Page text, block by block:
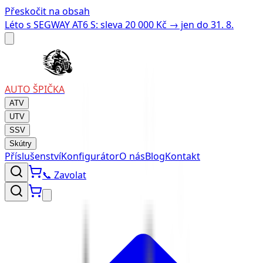
Přeskočit na obsah
Léto s SEGWAY AT6 S: sleva 20 000 Kč → jen do 31. 8.
AUTO ŠPIČKA
ATV
UTV
SSV
Skútry
PříslušenstvíKonfigurátorO násBlogKontakt
📞 Zavolat